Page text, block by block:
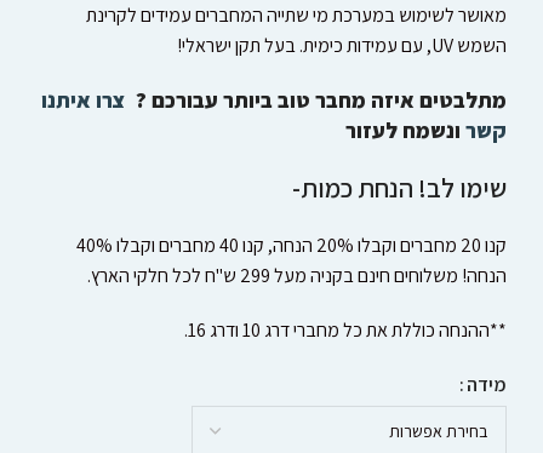
מאושר לשימוש במערכת מי שתייה המחברים עמידים לקרינת
השמש UV, עם עמידות כימית. בעל תקן ישראלי!
מתלבטים איזה מחבר טוב ביותר עבורכם ? צרו איתנו
קשר ונשמח לעזור
שימו לב! הנחת כמות-
קנו 20 מחברים וקבלו 20% הנחה, קנו 40 מחברים וקבלו 40%
הנחה! משלוחים חינם בקניה מעל 299 ש"ח לכל חלקי הארץ.
**ההנחה כוללת את כל מחברי דרג 10 ודרג 16.
מידה